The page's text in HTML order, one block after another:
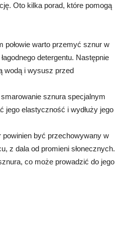
Oto kilka porad, które pomogą
połowie warto przemyć sznur w
detergentu. Następnie
wodą i wysusz przed
sznura specjalnym
jego elastyczność i wydłuży jego
powinien być przechowywany w
z dala od promieni słonecznych.
co może prowadzić do jego